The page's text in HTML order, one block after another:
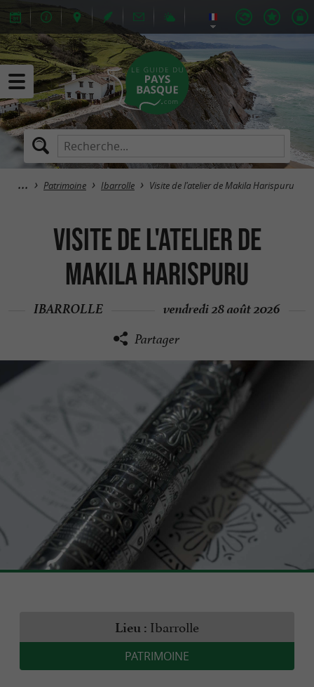
Patrimoine Ibarrolle Visite de l'atelier de Makila Harispuru
Visite de l'atelier de
Makila Harispuru
IBARROLLE vendredi 28 août 2026
Partager
Lieu : Ibarrolle
PATRIMOINE